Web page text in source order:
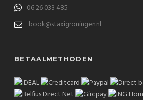
06 26 033 485
book@staxigroningen.nl
BETAALMETHODEN